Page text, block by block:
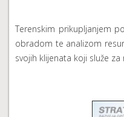
Terenskim prikupljanjem
obradom te analizom
svojih klijenata koji služe